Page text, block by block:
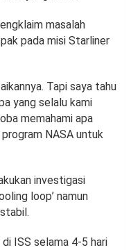
masalah
pada misi Starliner
Tapi saya tahu
yang selalu kami
memahami apa
NASA untuk
investigasi
loop’ namun
ISS selama 4-5 hari